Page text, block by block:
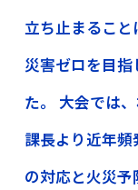
立ち止まるこ
災害ゼロを目
た。 大会では
課長より近年
の対応と火災